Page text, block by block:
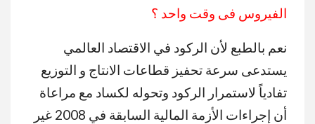
الفيروس فى وقت واحد ؟
نعم بالطبع لأن الركود في الاقتصاد العالمي
يستدعى سرعة تحفيز قطاعات الانتاج و التوزيع
تفادياً لاستمرار الركود وتحوله لكساد مع مراعاة
أن إجراءات الأزمة المالية السابقة في 2008 غير